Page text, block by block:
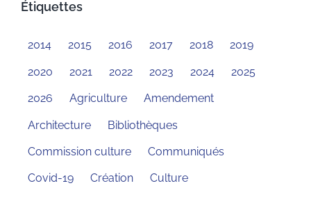
Étiquettes
2014 2015 2016 2017 2018 2019
2020 2021 2022 2023 2024 2025
2026 Agriculture Amendement
Architecture Bibliothèques
Commission culture Communiqués
Covid-19 Création Culture